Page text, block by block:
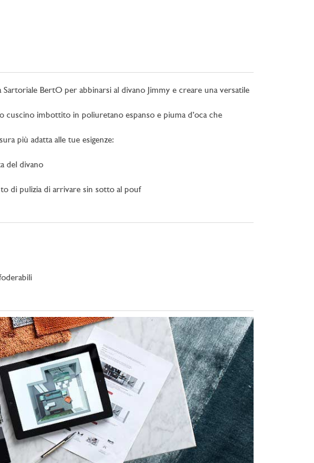
BertO per abbinarsi al divano Jimmy e creare una versatile
imbottito in poliuretano espanso e piuma d’oca che
più adatta alle tue esigenze:
del divano
di pulizia di arrivare sin sotto al pouf